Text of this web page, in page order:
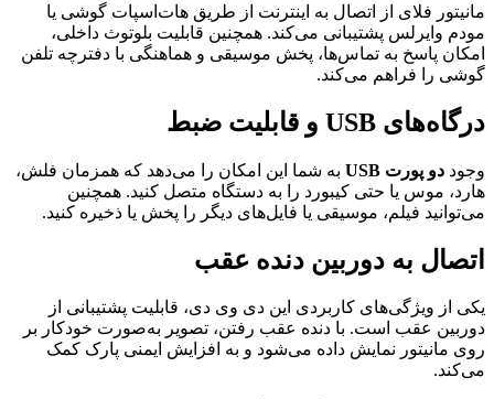
مانیتور فلای از اتصال به اینترنت از طریق هات‌اسپات گوشی یا
مودم وایرلس پشتیبانی می‌کند. همچنین قابلیت بلوتوث داخلی،
امکان پاسخ به تماس‌ها، پخش موسیقی و هماهنگی با دفترچه تلفن
گوشی را فراهم می‌کند.
درگاه‌های USB و قابلیت ضبط
وجود دو پورت USB
به شما این امکان را می‌دهد که همزمان فلش،
هارد، موس یا حتی کیبورد را به دستگاه متصل کنید. همچنین
می‌توانید فیلم، موسیقی یا فایل‌های دیگر را پخش یا ذخیره کنید.
اتصال به دوربین دنده عقب
یکی از ویژگی‌های کاربردی این دی وی دی، قابلیت پشتیبانی از
دوربین عقب است. با دنده عقب رفتن، تصویر به‌صورت خودکار بر
روی مانیتور نمایش داده می‌شود و به افزایش ایمنی پارک کمک
می‌کند.